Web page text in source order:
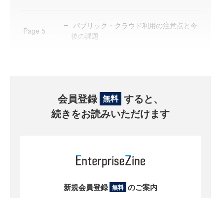
Page 5
パブリック・クラウド利用の注意点と今
後の課題
会員登録 無料 すると、
続きをお読みいただけます
新規会員登録 無料 のご案内